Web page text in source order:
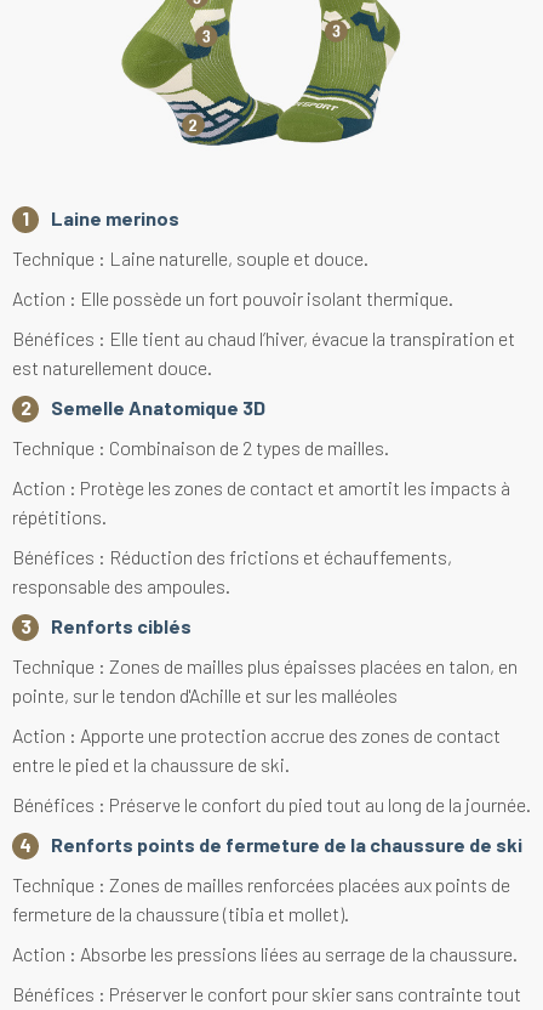
Laine merinos
Technique : Laine naturelle, souple et douce.
Action : Elle possède un fort pouvoir isolant thermique.
Bénéfices : Elle tient au chaud l’hiver, évacue la transpiration et
est naturellement douce.
Semelle Anatomique 3D
Technique : Combinaison de 2 types de mailles.
Action : Protège les zones de contact et amortit les impacts à
répétitions.
Bénéfices : Réduction des frictions et échauffements,
responsable des ampoules.
Renforts ciblés
Technique : Zones de mailles plus épaisses placées en talon, en
pointe, sur le tendon d'Achille et sur les malléoles
Action : Apporte une protection accrue des zones de contact
entre le pied et la chaussure de ski.
Bénéfices : Préserve le confort du pied tout au long de la journée.
Renforts points de fermeture de la chaussure de ski
Technique : Zones de mailles renforcées placées aux points de
fermeture de la chaussure (tibia et mollet).
Action : Absorbe les pressions liées au serrage de la chaussure.
Bénéfices : Préserver le confort pour skier sans contrainte tout